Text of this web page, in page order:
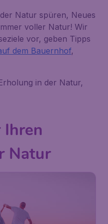
Natur spüren, Neues
voller Natur! Wir
vor, geben Tipps
dem Bauernhof,
in der Natur,
Natur